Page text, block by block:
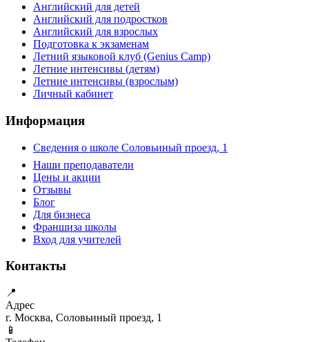
Английский для детей
Английский для подростков
Английский для взрослых
Подготовка к экзаменам
Летний языковой клуб (Genius Camp)
Летние интенсивы (детям)
Летние интенсивы (взрослым)
Личный кабинет
Информация
Сведения о школе Соловьиный проезд, 1
Наши преподаватели
Цены и акции
Отзывы
Блог
Для бизнеса
Франшиза школы
Вход для учителей
Контакты
📍
Адрес
г. Москва, Соловьиный проезд, 1
📱